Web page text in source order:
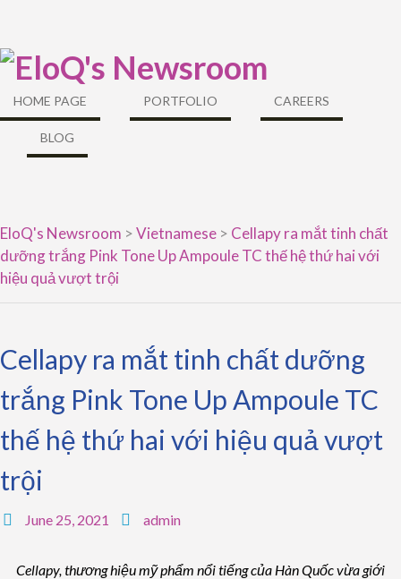
content
HOME PAGE PORTFOLIO CAREERS
BLOG
EloQ's Newsroom >Vietnamese > Cellapy ra mắt tinh chất
dưỡng trắng Pink Tone Up Ampoule TC thế hệ thứ hai với
hiệu quả vượt trội
Cellapy ra mắt tinh chất dưỡng
trắng Pink Tone Up Ampoule TC
thế hệ thứ hai với hiệu quả vượt
trội
June 25, 2021 admin
Cellapy, thương hiệu mỹ phẩm nổi tiếng của Hàn Quốc vừa giới